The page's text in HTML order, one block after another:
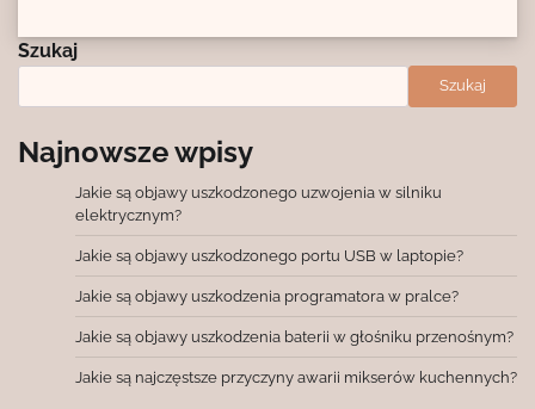
Szukaj
Szukaj
Najnowsze wpisy
Jakie są objawy uszkodzonego uzwojenia w silniku
elektrycznym?
Jakie są objawy uszkodzonego portu USB w laptopie?
Jakie są objawy uszkodzenia programatora w pralce?
Jakie są objawy uszkodzenia baterii w głośniku przenośnym?
Jakie są najczęstsze przyczyny awarii mikserów kuchennych?